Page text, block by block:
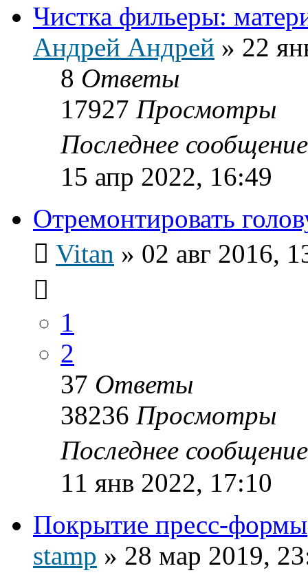
Чистка фильеры:
Андрей Андрей » 22
8 Ответы
17927 Просмотры
Последнее
15 апр 2022, 16:49
Отремонтировать
Vitan » 02 авг 2016,
1
2
37 Ответы
38236 Просмотры
Последнее
11 янв 2022, 17:10
Покрытие пресс-формы
stamp » 28 мар 2019,